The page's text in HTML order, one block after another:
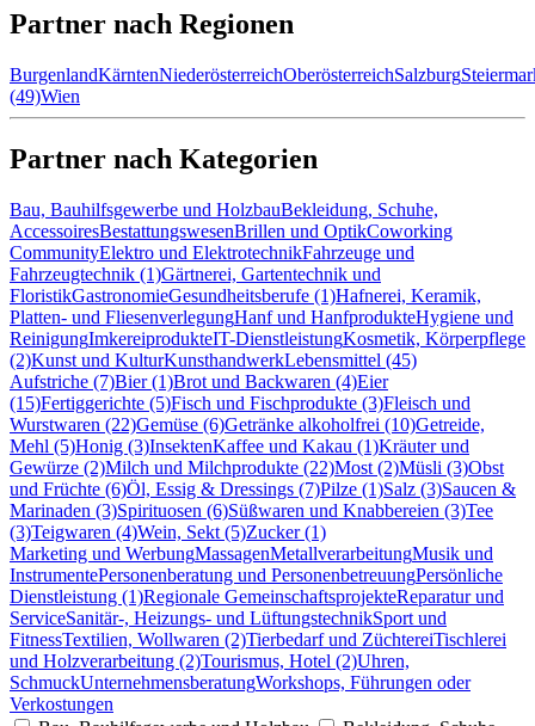
Partner nach Regionen
BurgenlandKärntenNiederösterreichOberösterreichSalzburg
(49)Wien
Partner nach Kategorien
Bau, Bauhilfsgewerbe und HolzbauBekleidung, Schuhe,
AccessoiresBestattungswesenBrillen und OptikCoworking
CommunityElektro und ElektrotechnikFahrzeuge und
Fahrzeugtechnik (1)Gärtnerei, Gartentechnik und
FloristikGastronomieGesundheitsberufe (1)Hafnerei, Keramik,
Platten- und FliesenverlegungHanf und HanfprodukteHygiene und
ReinigungImkereiprodukteIT-DienstleistungKosmetik, Körperpflege
(2)Kunst und KulturKunsthandwerkLebensmittel (45)
Aufstriche (7)Bier (1)Brot und Backwaren (4)Eier
(15)Fertiggerichte (5)Fisch und Fischprodukte (3)Fleisch und
Wurstwaren (22)Gemüse (6)Getränke alkoholfrei (10)Getreide,
Mehl (5)Honig (3)InsektenKaffee und Kakau (1)Kräuter und
Gewürze (2)Milch und Milchprodukte (22)Most (2)Müsli (3)Obst
und Früchte (6)Öl, Essig & Dressings (7)Pilze (1)Salz (3)Saucen &
Marinaden (3)Spirituosen (6)Süßwaren und Knabbereien (3)Tee
(3)Teigwaren (4)Wein, Sekt (5)Zucker (1)
Marketing und WerbungMassagenMetallverarbeitungMusik und
InstrumentePersonenberatung und PersonenbetreuungPersönliche
Dienstleistung (1)Regionale GemeinschaftsprojekteReparatur und
ServiceSanitär-, Heizungs- und LüftungstechnikSport und
FitnessTextilien, Wollwaren (2)Tierbedarf und ZüchtereiTischlerei
und Holzverarbeitung (2)Tourismus, Hotel (2)Uhren,
SchmuckUnternehmensberatungWorkshops, Führungen oder
Verkostungen